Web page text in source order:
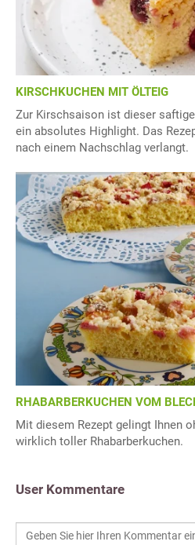
KIRSCHKUCHEN MIT ÖLTEIG
Zur Kirschsaison ist dieser
ein absolutes Highlight. Das
nach einem Nachschlag verlangt.
RHABARBERKUCHEN VOM
Mit diesem Rezept gelingt Ihnen
wirklich toller Rhabarberkuchen.
User Kommentare